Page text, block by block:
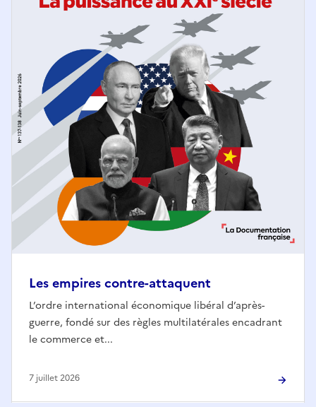
Les empires contre-attaquent
L’ordre international économique libéral d’après-
guerre, fondé sur des règles multilatérales encadrant
le commerce et...
7 juillet 2026